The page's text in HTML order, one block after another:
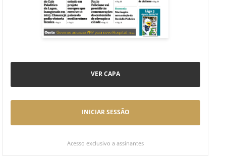
VER CAPA
INICIAR SESSÃO
Acesso exclusivo a assinantes